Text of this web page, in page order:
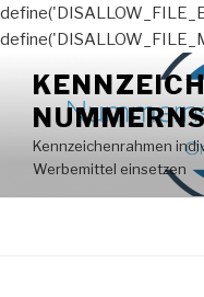
Inhalt
springen
Kennzeichenrahmen
Werbemittel einsetzen